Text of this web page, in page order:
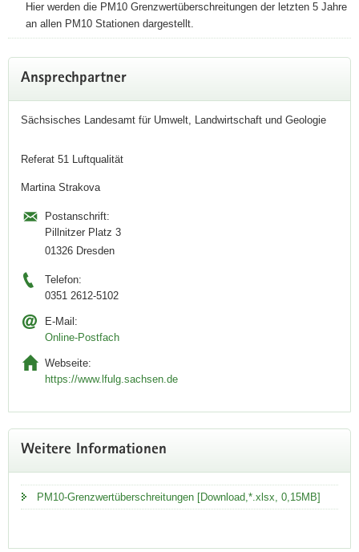
Hier werden die PM10 Grenzwertüberschreitungen der letzten 5 Jahre
an allen PM10 Stationen dargestellt.
Information
Ansprechpartner
Sächsisches Landesamt für Umwelt, Landwirtschaft und Geologie
Referat 51 Luftqualität
Martina Strakova
Postanschrift:
Pillnitzer Platz 3
01326 Dresden
Telefon:
0351 2612-5102
E-Mail:
Online-Postfach
Webseite:
https://www.lfulg.sachsen.de
Weitere Informationen
PM10-Grenzwertüberschreitungen [Download,*.xlsx, 0,15MB]